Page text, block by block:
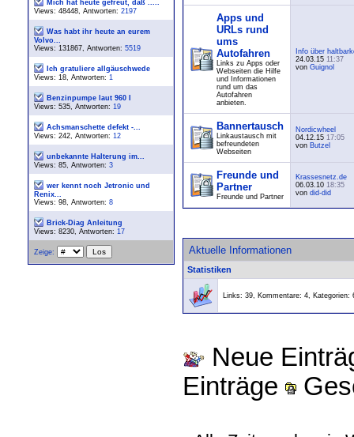
Mich hat heute gefreut, daß .....
Views: 48448, Antworten: 2197
Was habt ihr heute an eurem
Volvo...
Views: 131867, Antworten: 5519
Ich gratuliere allgäuschwede
Views: 18, Antworten: 1
Benzinpumpe laut 960 I
Views: 535, Antworten: 19
Achsmanschette defekt -...
Views: 242, Antworten: 12
unbekannte Halterung im...
Views: 85, Antworten: 3
wer kennt noch Jetronic und
Renix...
Views: 98, Antworten: 8
Brick-Diag Anleitung
Views: 8230, Antworten: 17
Zeige:
Apps und
URLs rund
ums
Autofahren
Links zu Apps oder
Webseiten die Hilfe
und Informationen
rund um das
Autofahren
anbieten.
Info über
24.03.15 11:37
von Guignol
Bannertausch
Linkaustausch mit
befreundeten
Webseiten
Nordicwheel
04.12.15 17:05
von Butzel
Freunde und
Partner
Freunde und Partner
Krassesnetz.de
06.03.10 18:35
von did-did
Aktuelle Informationen
Statistiken
Links: 39, Kommentare: 4, Kategorien:
Neue
Einträge